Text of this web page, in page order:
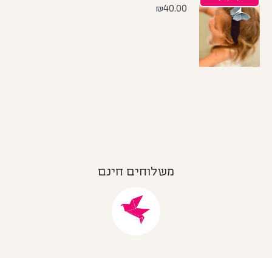
₪40.00
משלוחים חינם